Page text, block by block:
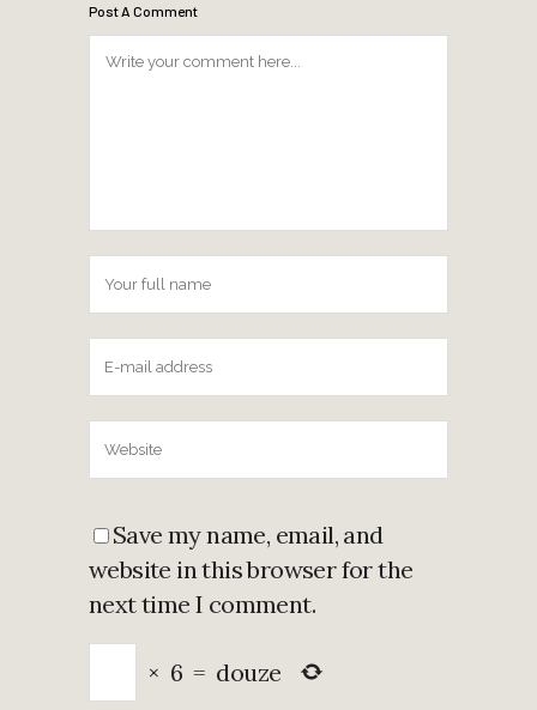
Post A Comment
Save my name, email, and
website in this browser for the
next time I comment.
× 6 = douze